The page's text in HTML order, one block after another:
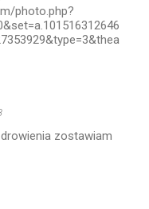
photo.php?
zostawiam